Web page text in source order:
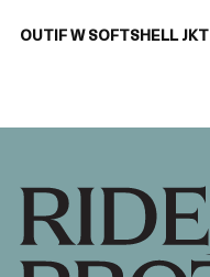
OUTIF W SOFTSHELL JKT